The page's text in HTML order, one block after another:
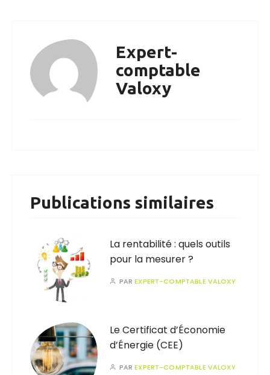
Expert-
comptable
Valoxy
Publications similaires
La rentabilité : quels outils
pour la mesurer ?
PAREXPERT-COMPTABLE VALOXY
Le Certificat d’Économie
d’Énergie (CEE)
PAREXPERT-COMPTABLE VALOXY